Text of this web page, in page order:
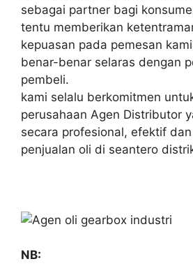
sebagai partner bagi
tentu memberikan
kepuasan pada pemesan
benar-benar selaras dengan
pembeli.
kami selalu berkomitmen
perusahaan Agen Distributor
secara profesional, efektif
penjualan oli di seantero
NB: